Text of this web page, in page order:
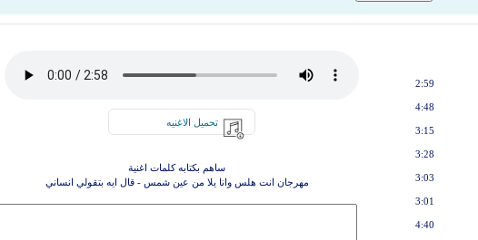
2:59
4:48
3:15
3:28
3:03
3:01
4:40
تحميل الاغنيه
ساهم بكتابه كلمات اغنية
مهرجان انت هلس وانا يلا من عين شمس - قال ايه بتقولي انساني